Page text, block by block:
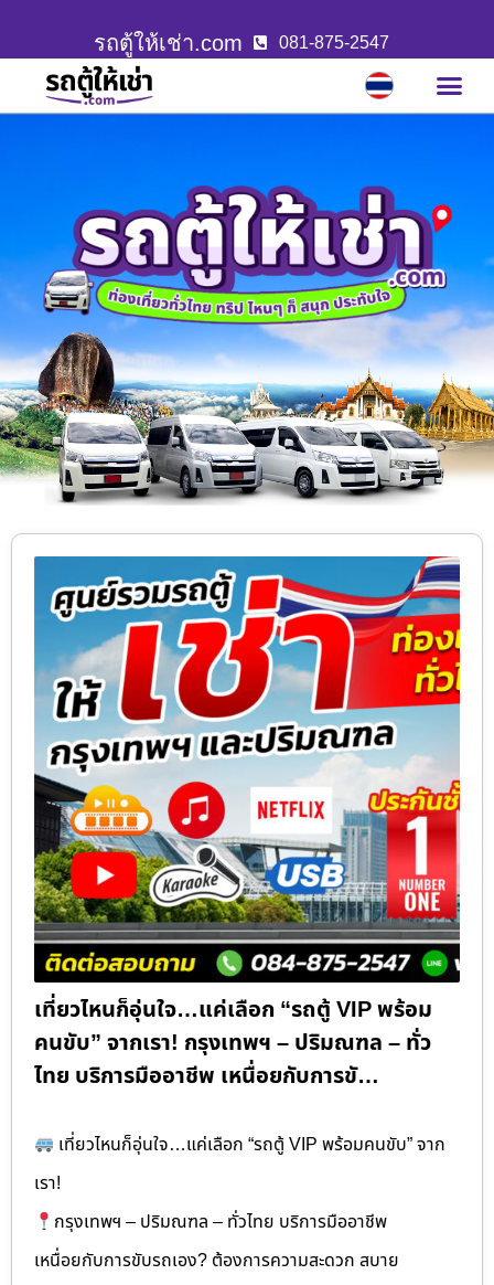
รถตู้ให้เช่า.com 081-875-2547
เที่ยวไหนก็อุ่นใจ…แค่เลือก “รถตู้ VIP พร้อม
คนขับ” จากเรา! กรุงเทพฯ – ปริมณฑล – ทั่ว
ไทย บริการมืออาชีพ เหนื่อยกับการขั…
เที่ยวไหนก็อุ่นใจ…แค่เลือก “รถตู้ VIP พร้อมคนขับ” จาก
เรา!
กรุงเทพฯ – ปริมณฑล – ทั่วไทย บริการมืออาชีพ
เหนื่อยกับการขับรถเอง? ต้องการความสะดวก สบาย